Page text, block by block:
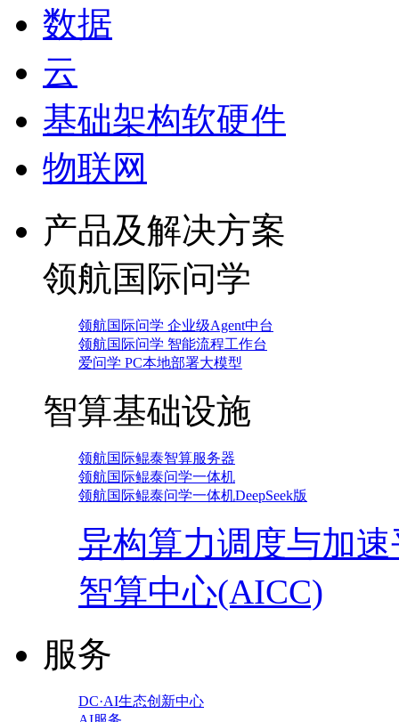
数据
云
基础架构软硬件
物联网
产品及解决方案
领航国际问学
领航国际问学 企业级Agent中台
领航国际问学 智能流程工作台
爱问学 PC本地部署大模型
智算基础设施
领航国际鲲泰智算服务器
领航国际鲲泰问学一体机
领航国际鲲泰问学一体机DeepSeek版
异构算力调度与加
智算中心(AICC)
服务
DC·AI生态创新中心